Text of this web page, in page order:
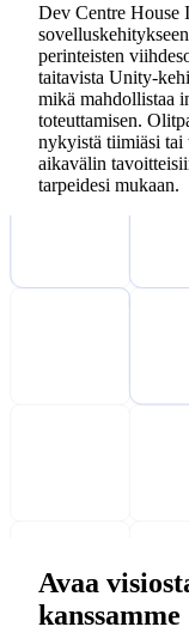
Dev Centre House
perinteisten
taitavista Unity-
mikä mahdollistaa
toteuttamisen.
nykyistä tiimiäsi tai
aikavälin
tarpeidesi mukaan.
Avaa
kanssamme